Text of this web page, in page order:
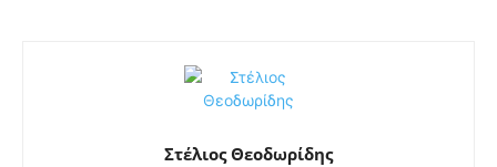
Στέλιος Θεοδωρίδης